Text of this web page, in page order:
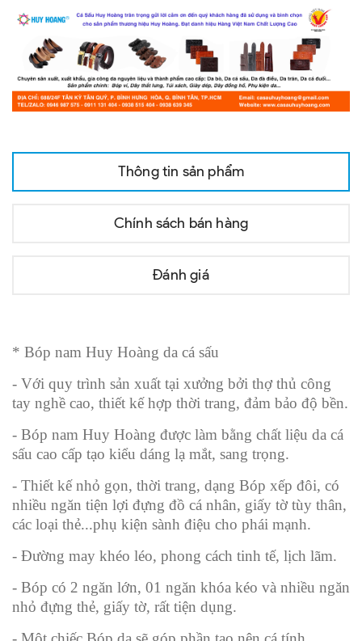
Thông tin sản phẩm
Chính sách bán hàng
Đánh giá
* Bóp nam Huy Hoàng da cá sấu
- Với quy trình sản xuất tại xưởng bởi thợ thủ công
tay nghề cao, thiết kế hợp thời trang, đảm bảo độ bền.
- Bóp nam Huy Hoàng được làm bằng chất liệu da cá
sấu cao cấp tạo kiểu dáng lạ mắt, sang trọng.
- Thiết kế nhỏ gọn, thời trang, dạng Bóp xếp đôi, có
nhiều ngăn tiện lợi đựng đồ cá nhân, giấy tờ tùy thân,
các loại thẻ...phụ kiện sành điệu cho phái mạnh.
- Đường may khéo léo, phong cách tinh tế, lịch lãm.
- Bóp có 2 ngăn lớn, 01 ngăn khóa kéo và nhiều ngăn
nhỏ đựng thẻ, giấy tờ, rất tiện dụng.